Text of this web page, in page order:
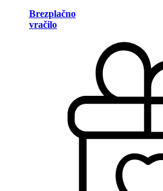
Brezplačno
vračilo